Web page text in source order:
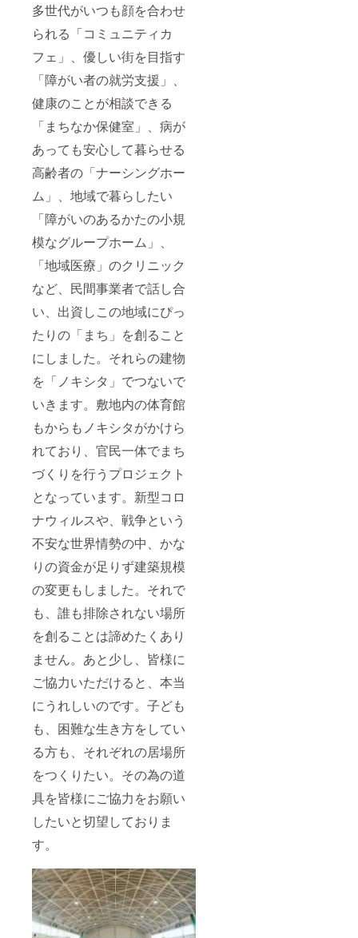
多世代がいつも顔を合わせ
られる「コミュニティカ
フェ」、優しい街を目指す
「障がい者の就労支援」、
健康のことが相談できる
「まちなか保健室」、病が
あっても安心して暮らせる
高齢者の「ナーシングホー
ム」、地域で暮らしたい
「障がいのあるかたの小規
模なグループホーム」、
「地域医療」のクリニック
など、民間事業者で話し合
い、出資しこの地域にぴっ
たりの「まち」を創ること
にしました。それらの建物
を「ノキシタ」でつないで
いきます。敷地内の体育館
もからもノキシタがかけら
れており、官民一体でまち
づくりを行うプロジェクト
となっています。新型コロ
ナウィルスや、戦争という
不安な世界情勢の中、かな
りの資金が足りず建築規模
の変更もしました。それで
も、誰も排除されない場所
を創ることは諦めたくあり
ません。あと少し、皆様に
ご協力いただけると、本当
にうれしいのです。子ども
も、困難な生き方をしてい
る方も、それぞれの居場所
をつくりたい。その為の道
具を皆様にご協力をお願い
したいと切望しておりま
す。